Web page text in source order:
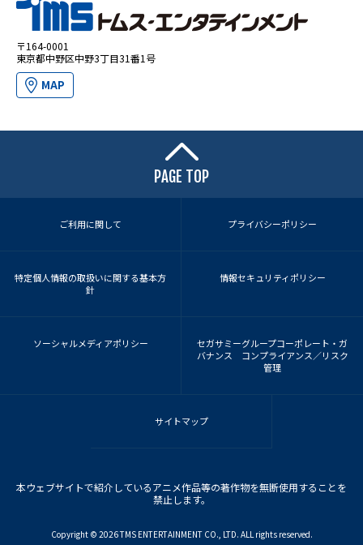
〒164-0001
東京都中野区中野3丁目31番1号
MAP
PAGE TOP
ご利用に関して プライバシーポリシー
特定個人情報の取扱いに関する基本方
針
情報セキュリティポリシー
ソーシャルメディアポリシー
セガサミーグループコーポレート・ガ
バナンス コンプライアンス／リスク
管理
サイトマップ
本ウェブサイトで紹介しているアニメ作品等の著作物を無断使用することを
禁止します。
Copyright ©︎ 2026 TMS ENTERTAINMENT CO., LTD. ALL rights reserved.